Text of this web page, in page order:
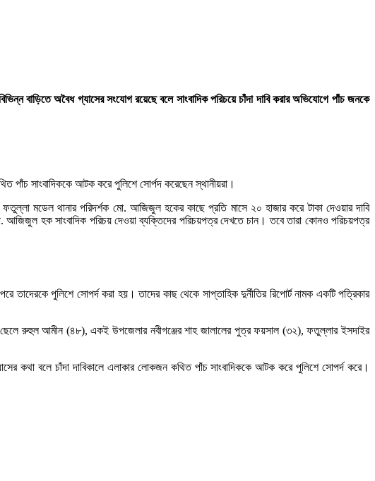
বাড়িতে অবৈধ গ্যাসের সংযোগ রয়েছে বলে সাংবাদিক পরিচয়ে চাঁদা দাবি করার অভিযোগে পাঁচ জনকে
সাংবাদিককে আটক করে পুলিশে সোর্পদ করেছেন স্থানীয়রা।
ফতুল্লা মডেল থানার পরিদর্শক মো. আজিজুল হকের কাছে প্রতি মাসে ২০ হাজার করে টাকা দেওয়ার দাবি
আজিজুল হক সাংবাদিক পরিচয় দেওয়া ব্যক্তিদের পরিচয়পত্র দেখতে চান। তবে তারা কোনও পরিচয়পত্র
তাদেরকে পুলিশে সোপর্দ করা হয়। তাদের কাছ থেকে সাপ্তাহিক দুর্নীতির রিপোর্ট নামক একটি পত্রিকার
ছেলে রুহুল আমীন (৪৮), একই উপজেলার নবীগঞ্জের শাহ জালালের পুত্র ফয়সাল (৩২), ফতুল্লার ইসদাইর
কথা বলে চাঁদা দাবিকালে এলাকার লোকজন কথিত পাঁচ সাংবাদিককে আটক করে পুলিশে সোপর্দ করে।